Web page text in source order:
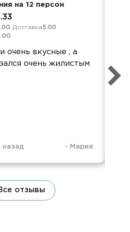
на 12 персон
Доставка5.00
очень вкусные , а
очень жилистым
назад - Мария
отзывы